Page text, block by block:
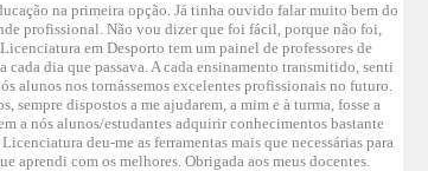
na primeira opção. Já tinha ouvido falar muito bem do
profissional. Não vou dizer que foi fácil, porque não foi,
em Desporto tem um painel de professores de
dia que passava. A cada ensinamento transmitido, senti
alunos nos tornássemos excelentes profissionais no futuro.
sempre dispostos a me ajudarem, a mim e à turma, fosse a
a nós alunos/estudantes adquirir conhecimentos bastante
deu-me as ferramentas mais que necessárias para
aprendi com os melhores. Obrigada aos meus docentes.